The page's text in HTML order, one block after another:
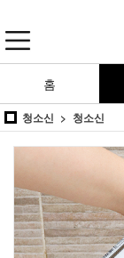
홈
청소신 청소신